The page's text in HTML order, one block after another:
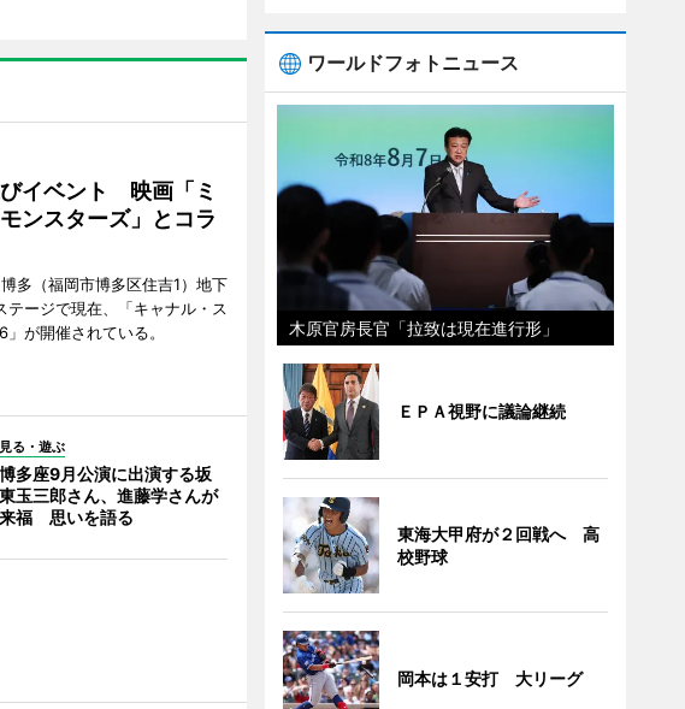
イベント 映画「ミ
ンスターズ」とコラ
多（福岡市博多区住吉1）地下
テージで現在、「キャナル・ス
が開催されている。
見る・遊ぶ
博多座9月公演に出演する坂
東玉三郎さん、進藤学さんが
来福 思いを語る
ワールドフォトニュース
木原官房長官「拉致は現在進行形」
ＥＰＡ視野に議論継続
東海大甲府が２回戦へ 高
校野球
岡本は１安打 大リーグ